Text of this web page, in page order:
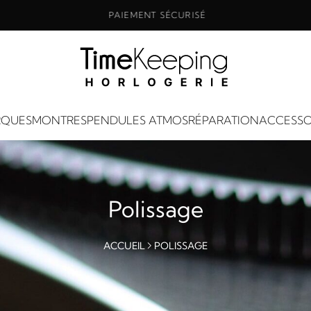
PAIEMENT SÉCURISÉ
MONTRESPENDULES ATMOSRÉPARATION
Polissage
ACCUEIL POLISSAGE